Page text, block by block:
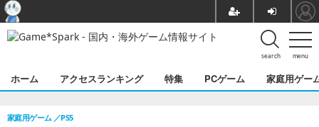
menu
search
ホーム アクセスランキング 特集 PCゲーム 家庭用ゲー
家庭用ゲーム PS5